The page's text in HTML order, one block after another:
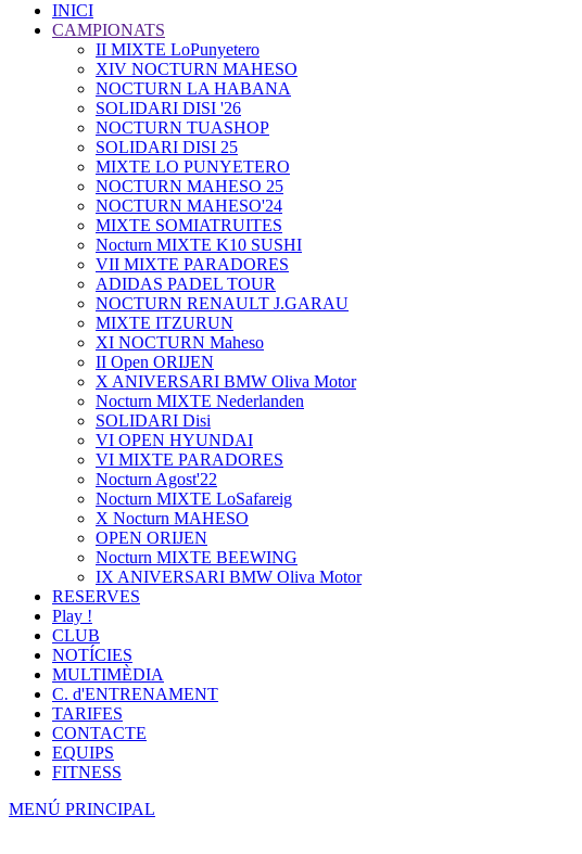
INICI
CAMPIONATS
II MIXTE LoPunyetero
XIV NOCTURN MAHESO
NOCTURN LA HABANA
SOLIDARI DISI '26
NOCTURN TUASHOP
SOLIDARI DISI 25
MIXTE LO PUNYETERO
NOCTURN MAHESO 25
NOCTURN MAHESO'24
MIXTE SOMIATRUITES
Nocturn MIXTE K10 SUSHI
VII MIXTE PARADORES
ADIDAS PADEL TOUR
NOCTURN RENAULT J.GARAU
MIXTE ITZURUN
XI NOCTURN Maheso
II Open ORIJEN
X ANIVERSARI BMW Oliva Motor
Nocturn MIXTE Nederlanden
SOLIDARI Disi
VI OPEN HYUNDAI
VI MIXTE PARADORES
Nocturn Agost'22
Nocturn MIXTE LoSafareig
X Nocturn MAHESO
OPEN ORIJEN
Nocturn MIXTE BEEWING
IX ANIVERSARI BMW Oliva Motor
RESERVES
Play !
CLUB
NOTÍCIES
MULTIMÈDIA
C. d'ENTRENAMENT
TARIFES
CONTACTE
EQUIPS
FITNESS
MENÚ PRINCIPAL